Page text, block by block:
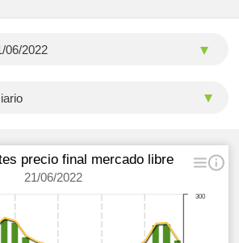
precio final mercado libre
21/06/2022
300